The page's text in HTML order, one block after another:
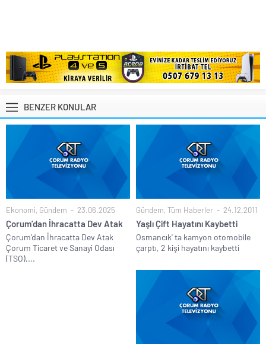
BENZER KONULAR
Ekonomi, Gündem 23.06.2025
Çorum’dan İhracatta Dev Atak
Çorum’dan İhracatta Dev Atak
Çorum Ticaret ve Sanayi Odası
(TSO),...
Gündem, Tüm Haberler 24.12.2011
Yaşlı Çift Hayatını Kaybetti
Osmancık' ta kamyon otomobile
çarptı, 2 kişi hayatını kaybetti